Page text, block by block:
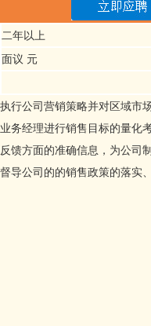
二年以上
面议 元
行公司营销策略并对区域市
务经理进行销售目标的量化考
馈方面的准确信息，为公司
导公司的的销售政策的落